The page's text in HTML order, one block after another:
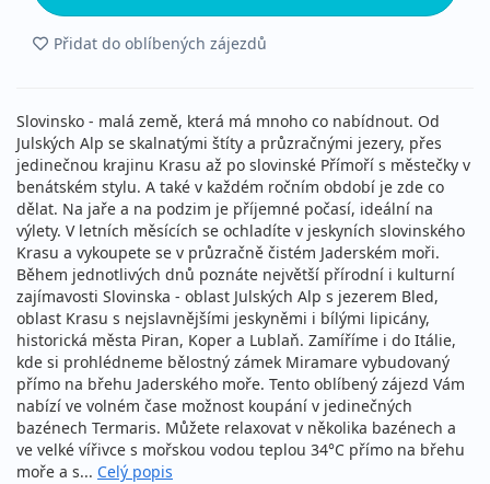
Přidat do oblíbených zájezdů
Slovinsko - malá země, která má mnoho co nabídnout. Od
Julských Alp se skalnatými štíty a průzračnými jezery, přes
jedinečnou krajinu Krasu až po slovinské Přímoří s městečky v
benátském stylu. A také v každém ročním období je zde co
dělat. Na jaře a na podzim je příjemné počasí, ideální na
výlety. V letních měsících se ochladíte v jeskyních slovinského
Krasu a vykoupete se v průzračně čistém Jaderském moři.
Během jednotlivých dnů poznáte největší přírodní i kulturní
zajímavosti Slovinska - oblast Julských Alp s jezerem Bled,
oblast Krasu s nejslavnějšími jeskyněmi i bílými lipicány,
historická města Piran, Koper a Lublaň. Zamíříme i do Itálie,
kde si prohlédneme bělostný zámek Miramare vybudovaný
přímo na břehu Jaderského moře. Tento oblíbený zájezd Vám
nabízí ve volném čase možnost koupání v jedinečných
bazénech Termaris. Můžete relaxovat v několika bazénech a
ve velké vířivce s mořskou vodou teplou 34°C přímo na břehu
moře a s... Celý popis